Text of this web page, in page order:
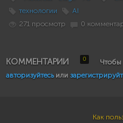
технологии
AI
271 просмотр
0
КОММЕНТАРИИ 0
авторизуйтесьили
Как